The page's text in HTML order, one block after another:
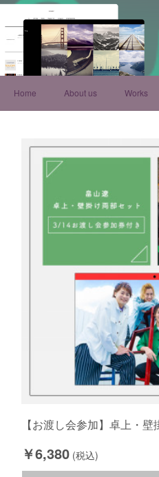
Home About us Works
【お渡し会参加】卓上・壁
￥6,380(税込)